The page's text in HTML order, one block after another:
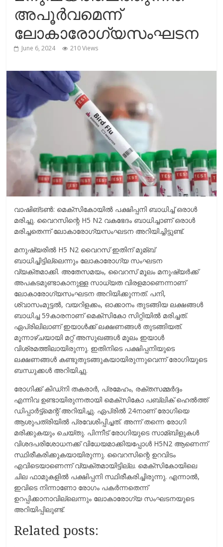
അപൂര്‍വമെന്ന്
ലോകാരോഗ്യസംഘടന
June 6, 2024 210 Views
വാഷിങ്ടണ്‍: മെക്സികോയില്‍ പക്ഷിപ്പനി ബാധിച്ച്‌ ഒരാള്‍
മരിച്ചു. വൈറസിന്റെ H5 N2 വകഭേദം ബാധിച്ചാണ് ഒരാള്‍
മരിച്ചതെന്ന് ലോകാരോഗ്യസംഘടന അറിയിച്ചിട്ടുണ്ട്.
മനുഷ്യരില്‍ H5 N2 വൈറസ് ഇതിന് മുമ്ബ്
ബാധിച്ചിട്ടില്ലെന്നും ലോകാരോഗ്യ സംഘടന
വ്യക്തമാക്കി. അതേസമയം, വൈറസ് മൂലം മനുഷ്യർക്ക്
അപകടമുണ്ടാകാനുള്ള സാധ്യത വിരളമാണെന്നാണ്
ലോകാരോഗ്യസംഘടന അറിയിക്കുന്നത്. പനി,
ശ്വാസംമുട്ടല്‍, വയറിളക്കം, ഓക്കാനം തുടങ്ങിയ ലക്ഷങ്ങള്‍
ബാധിച്ച 59കാരനാണ് മെക്സികോ സിറ്റിയില്‍ മരിച്ചത്.
ഏപ്രിലിലാണ് ഇയാള്‍ക്ക് ലക്ഷണങ്ങള്‍ തുടങ്ങിയത്.
മൂന്നാഴ്ചയായി മറ്റ് അസുഖങ്ങള്‍ മൂലം ഇയാള്‍
വിശ്രമത്തിലായിരുന്നു. ഇതിനിടെ പക്ഷിപ്പനിയുടെ
ലക്ഷണങ്ങള്‍ കണ്ടുതുടങ്ങുകയായിരുന്നുവെന്ന് രോഗിയുടെ
ബന്ധുക്കള്‍ അറിയിച്ചു.
രോഗിക്ക് കിഡ്നി തകരാർ, പ്രമേഹം, രക്തസമ്മർദ്ദം
എന്നിവ ഉണ്ടായിരുന്നതായി മെക്സികോ പബ്ലിക് ഹെല്‍ത്ത്
ഡിപ്പാർട്ട്മെന്റ് അറിയിച്ചു. ഏപ്രില്‍ 24നാണ് രോഗിയെ
ആശുപത്രിയില്‍ പ്രവേശിപ്പിച്ചത്. അന്ന് തന്നെ രോഗി
മരിക്കുകയും ചെയ്തു. പിന്നീട് രോഗിയുടെ സാമ്ബിളുകള്‍
വിശദപരിശോധനക്ക് വിധേയമാക്കിയപ്പോള്‍ H5N2 ആണെന്ന്
സ്ഥിരീകരിക്കുകയായിരുന്നു. വൈറസിന്റെ ഉറവിടം
എവിടെയാണെന്ന് വ്യക്തമായിട്ടില്ല. മെക്സികോയിലെ
ചില ഫാമുകളില്‍ പക്ഷിപ്പനി സ്ഥിരീകരിച്ചിരുന്നു. എന്നാല്‍,
ഇവിടെ നിന്നാണോ രോഗം പകർന്നതെന്ന്
ഉറപ്പിക്കാനാവില്ലെന്നും ലോകാരോഗ്യ സംഘടനയുടെ
അറിയിപ്പിലുണ്ട്.
Related posts: